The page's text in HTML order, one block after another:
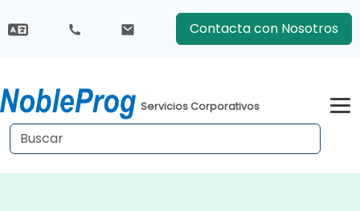
Contacta con Nosotros
Servicios Corporativos